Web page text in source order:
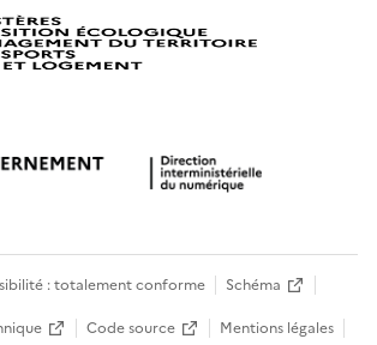
: totalement conforme
Schéma
Code source
Mentions légales